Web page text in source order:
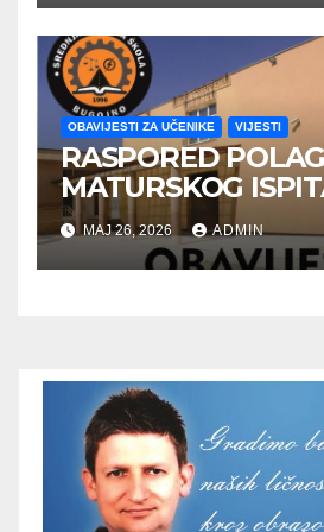
OBAVIJESTI ZA UČENIKE VIJESTI
RASPORED
MATURSKOG
JUNSKOM
MAJ 26, 2026 ADMIN